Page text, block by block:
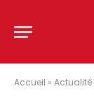
Accueil » Actualité